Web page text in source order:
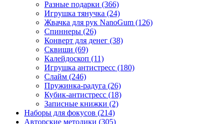
Разные подарки (366)
Игрушка тянучка (24)
Жвачка для рук NanoGum (126)
Спиннеры (26)
Конверт для денег (38)
Сквиши (69)
Калейдоскоп (11)
Игрушка антистресс (180)
Слайм (246)
Пружинка-радуга (26)
Кубик-антистресс (18)
Записные книжки (2)
Наборы для фокусов (214)
Авторские методики (305)